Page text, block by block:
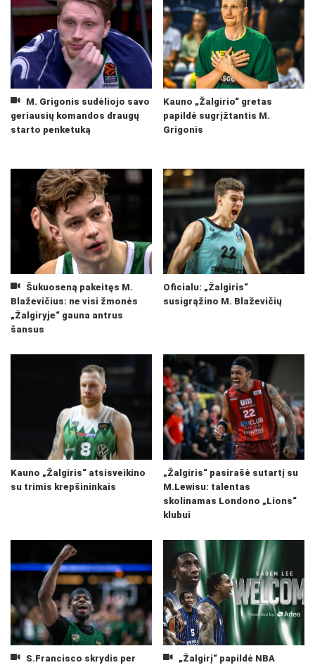
M. Grigonis sudėliojo savo
geriausių komandos draugų
starto penketuką
Kauno „Žalgirio“ gretas
papildė sugrįžtantis M.
Grigonis
Šukuoseną pakeitęs M.
Blaževičius: ne visi žmonės
„Žalgiryje“ gauna antrus
šansus
Oficialu: „Žalgiris“
susigrąžino M. Blaževičių
Kauno „Žalgiris“ atsisveikino
su trimis krepšininkais
„Žalgiris“ pasirašė sutartį su
M.Lewisu: talentas
skolinamas Londono „Lions“
klubui
S.Francisco skrydis per „Žalgirį“ papildė NBA